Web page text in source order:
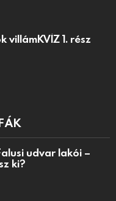
villámKVÍZ 1. rész
udvar lakói –
ki?